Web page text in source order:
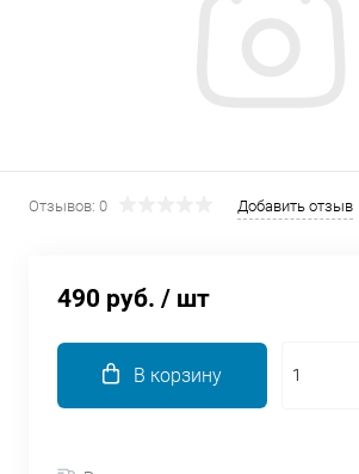
Отзывов: 0 Добавить отзыв
490 руб. / шт
В корзину
Оставшиеся
% будут
Подробнее
об оплате Плайтом